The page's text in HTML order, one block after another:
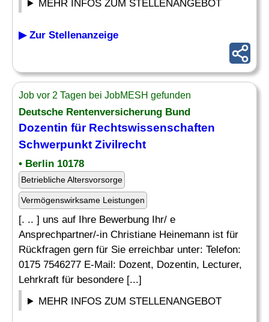
MEHR INFOS ZUM STELLENANGEBOT
▶ Zur Stellenanzeige
Job vor 2 Tagen bei JobMESH gefunden
Deutsche Rentenversicherung Bund
Dozentin für Rechtswissenschaften
Schwerpunkt Zivilrecht
• Berlin 10178
Betriebliche Altersvorsorge
Vermögenswirksame Leistungen
[. .. ] uns auf Ihre Bewerbung Ihr/ e
Ansprechpartner/-in Christiane Heinemann ist für
Rückfragen gern für Sie erreichbar unter: Telefon:
0175 7546277 E-Mail: Dozent, Dozentin, Lecturer,
Lehrkraft für besondere [...]
MEHR INFOS ZUM STELLENANGEBOT